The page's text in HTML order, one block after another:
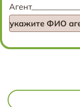
укажите ФИО